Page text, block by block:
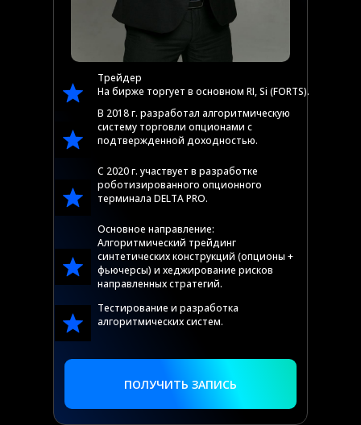
Трейдер
На бирже торгует в основном RI, Si (FORTS).
В 2018 г. разработал алгоритмическую
систему торговли опционами с
подтвержденной доходностью.
С 2020 г. участвует в разработке
роботизированного опционного
терминала DELTA PRO.
Основное направление:
Алгоритмический трейдинг
синтетических конструкций (опционы +
фьючерсы) и хеджирование рисков
направленных стратегий.
Тестирование и разработка
алгоритмических систем.
ПОЛУЧИТЬ ЗАПИСЬ